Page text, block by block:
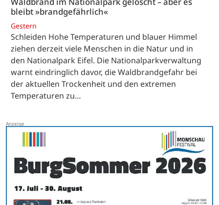
bleibt »brandgefährlich«
Gestern
Schleiden Hohe Temperaturen und blauer Himmel
ziehen derzeit viele Menschen in die Natur und in
den Nationalpark Eifel. Die Nationalparkverwaltung
warnt eindringlich davor, die Waldbrandgefahr bei
der aktuellen Trockenheit und den extremen
Temperaturen zu…